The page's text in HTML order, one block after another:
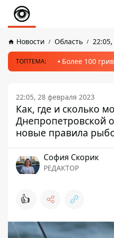
Новости Область
ТОПТЕМА: Более 100
22:05, 28 февраля 2023
Как, где и сколько
Днепропетровской
новые правила
София Скорик
РЕДАКТОР
👍